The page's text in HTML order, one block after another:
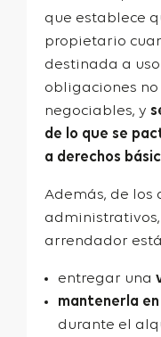
que establece
propietario
destinada a
obligaciones
negociables, y
de lo que se
a derechos
Además, de los
arrendador
entregar una
mantenerla
durante el